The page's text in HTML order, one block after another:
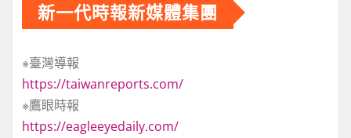
新一代時報新媒體集團
※臺灣導報
https://taiwanreports.com/
※鷹眼時報
https://eagleeyedaily.com/